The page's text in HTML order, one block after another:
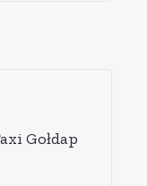
Gołdap